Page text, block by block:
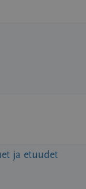
ja etuudet